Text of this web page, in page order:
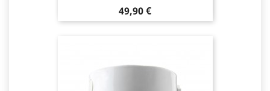
Hinta
49,90 €